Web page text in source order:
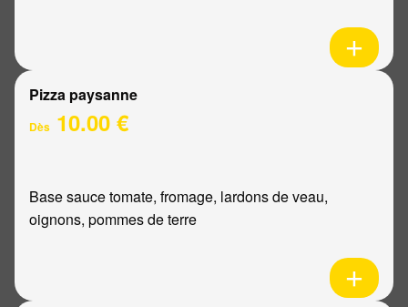
Pizza paysanne
Dès 10.00 €
Base sauce tomate, fromage, lardons de veau,
oignons, pommes de terre